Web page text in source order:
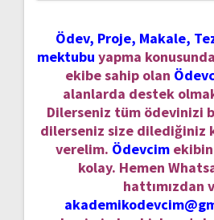
Ödev, Proje, Makale,
mektubu yapma
ekibe sahip olan
alanlarda destek
Dilerseniz tüm ödevinizi
dilerseniz size dilediğiniz
verelim. Ödevcim
kolay. Hemen
hattımızdan